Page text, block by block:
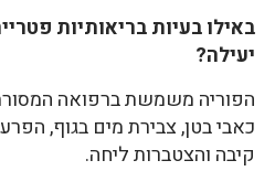
באילו בעיות בריאותיות
יעילה?
הפוריה משמשת ברפואה
כאבי בטן, צבירת מים בגוף,
קיבה והצטברות ליחה.